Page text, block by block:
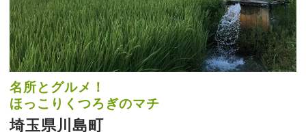
名所とグルメ！
ほっこりくつろぎのマチ
埼玉県川島町